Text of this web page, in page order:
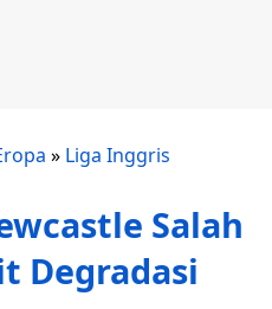
» Liga Inggris
Salah
Degradasi